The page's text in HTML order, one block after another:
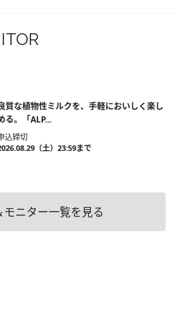
質な植物性ミルクを、手軽においしく楽し
る。「ALP...
込締切
（土）23:59まで
モニター一覧を見る